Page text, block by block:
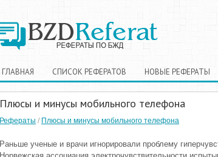
ГЛАВНАЯ СПИСОК РЕФЕРАТОВ НОВЫЕ РЕФЕРАТЫ
Плюсы и минусы мобильного телефона
Рефераты / Плюсы и минусы мобильного телефона
Раньше ученые и врачи игнорировали проблему